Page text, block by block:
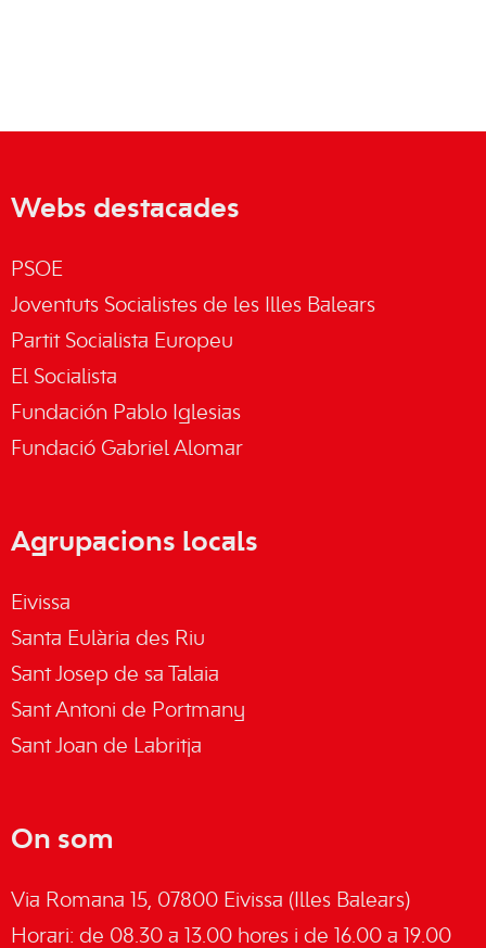
Webs destacades
PSOE
Joventuts Socialistes de les Illes Balears
Partit Socialista Europeu
El Socialista
Fundación Pablo Iglesias
Fundació Gabriel Alomar
Agrupacions locals
Eivissa
Santa Eulària des Riu
Sant Josep de sa Talaia
Sant Antoni de Portmany
Sant Joan de Labritja
On som
Via Romana 15, 07800 Eivissa (Illes Balears)
Horari: de 08.30 a 13.00 hores i de 16.00 a 19.00